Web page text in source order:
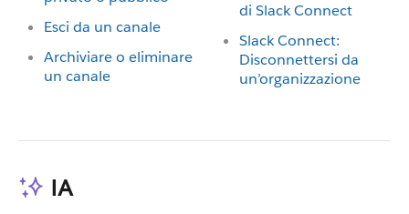
Esci da un canale
Archiviare o eliminare
un canale
di Slack Connect
Slack Connect:
Disconnettersi da
un’organizzazione
IA